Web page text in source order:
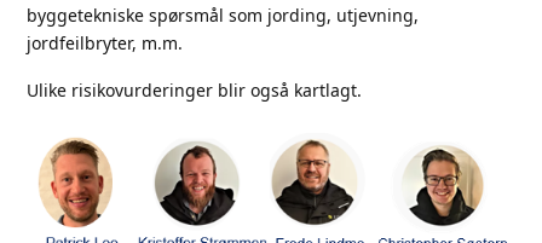
byggetekniske spørsmål som jording, utjevning,
jordfeilbryter, m.m.
Ulike risikovurderinger blir også kartlagt.